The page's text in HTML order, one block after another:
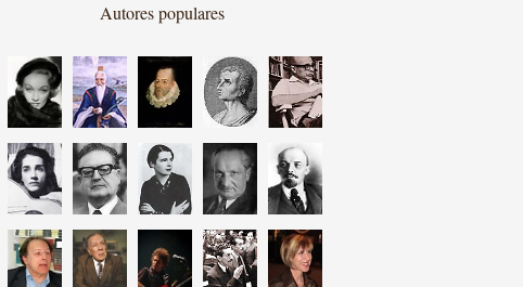
Autores populares